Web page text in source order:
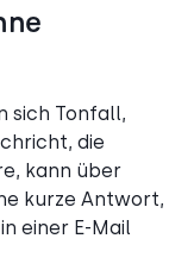
sich Tonfall,
die
kann über
kurze Antwort,
einer E-Mail